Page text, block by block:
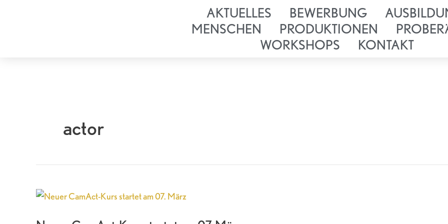
AKTUELLES BEWERBUNG
MENSCHEN
PRODUKTIONEN
WORKSHOPS
KONTAKT
actor
Neuer